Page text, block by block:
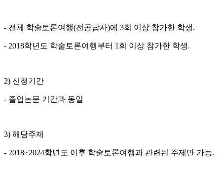
- 전체 학술토론여행(전공답사)에 3회 이상 참가한 학생.
- 2018학년도 학술토론여행부터 1회 이상 참가한 학생.
2) 신청기간
- 졸업논문 기간과 동일
3) 해당주제
- 2018~2024학년도 이후 학술토론여행과 관련된 주제만 가능.